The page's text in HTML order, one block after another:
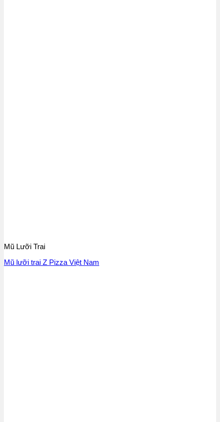
Mũ Lưỡi Trai
Mũ lưỡi trai Z Pizza Việt Nam